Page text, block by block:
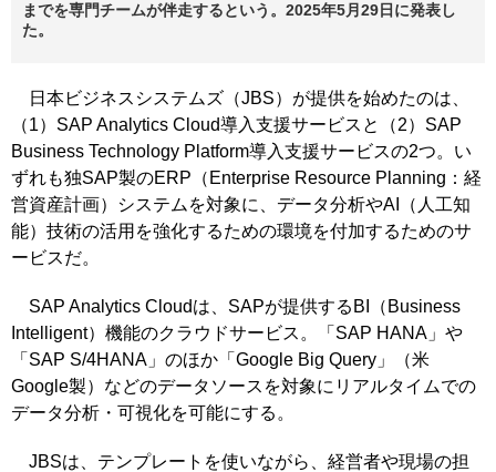
までを専門チームが伴走するという。2025年5月29日に発表し
た。
日本ビジネスシステムズ（JBS）が提供を始めたのは、
（1）SAP Analytics Cloud導入支援サービスと（2）SAP
Business Technology Platform導入支援サービスの2つ。い
ずれも独SAP製のERP（Enterprise Resource Planning：経
営資産計画）システムを対象に、データ分析やAI（人工知
能）技術の活用を強化するための環境を付加するためのサ
ービスだ。
SAP Analytics Cloudは、SAPが提供するBI（Business
Intelligent）機能のクラウドサービス。「SAP HANA」や
「SAP S/4HANA」のほか「Google Big Query」（米
Google製）などのデータソースを対象にリアルタイムでの
データ分析・可視化を可能にする。
JBSは、テンプレートを使いながら、経営者や現場の担